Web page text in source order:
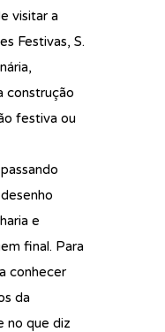
visitar a
Festivas, S.
construção
festiva ou
e
final. Para
conhecer
da
no que diz